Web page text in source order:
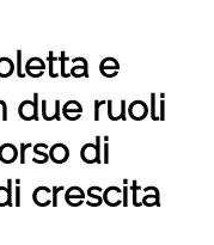
e
due ruoli
di
crescita